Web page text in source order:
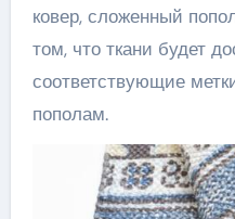
ковер, сложенный
том, что ткани будет
соответствующие
пополам.